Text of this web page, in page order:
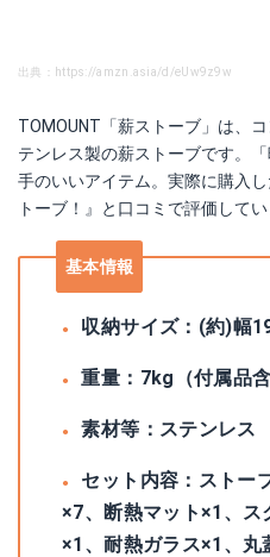
出典：https://amzn.asia/d/eUw9z9w
TOMOUNT「薪ストーブ」は、
テンレス製の薪ストーブです。
手のいいアイテム。実際に購入
トーブ！』と口コミで評価してい
基本情報
収納サイズ：(約)幅
重量：7kg（付属品含
素材等：ステンレス
セット内容：ストー
×7、断熱マット×1、ス
×1、耐熱ガラス×1、丸